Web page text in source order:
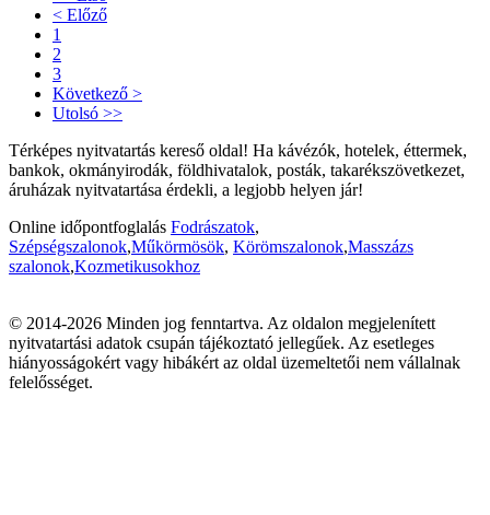
< Előző
1
2
3
Következő >
Utolsó >>
Térképes nyitvatartás kereső oldal! Ha kávézók, hotelek, éttermek,
bankok, okmányirodák, földhivatalok, posták, takarékszövetkezet,
áruházak nyitvatartása érdekli, a legjobb helyen jár!
Online időpontfoglalás Fodrászatok,
Szépségszalonok,Műkörmösök, Körömszalonok,Masszázs
szalonok,Kozmetikusokhoz
© 2014-2026 Minden jog fenntartva. Az oldalon megjelenített
nyitvatartási adatok csupán tájékoztató jellegűek. Az esetleges
hiányosságokért vagy hibákért az oldal üzemeltetői nem vállalnak
felelősséget.